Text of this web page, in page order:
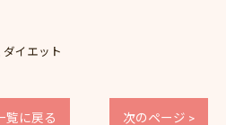
ダイエット
覧に戻る 次のページ >